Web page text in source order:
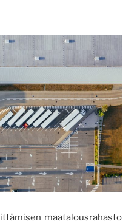
maatalousrahasto